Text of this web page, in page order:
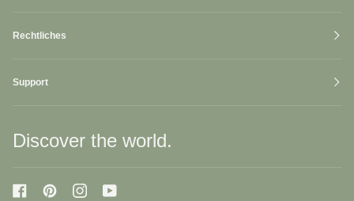
Rechtliches
Support
Discover the world.